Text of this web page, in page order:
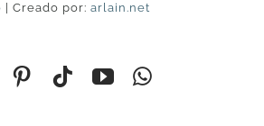
| Creado por: arlain.net